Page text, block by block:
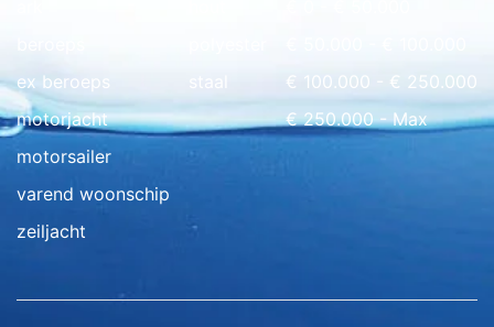
ex beroeps
motorjacht
motorsailer
varend woonschip
zeiljacht
€ 100.000 - € 250.000
€ 250.000 - Max